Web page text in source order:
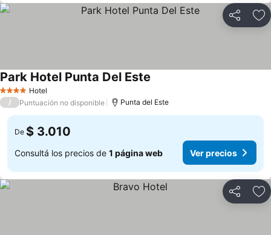
Compartir
4 EstrellasHotel
Park Hotel Punta Del Este
/ Puntuación no disponible Punta del Este
De $ 3.010
Consultá los precios de 1 página web Ver precios
Compartir